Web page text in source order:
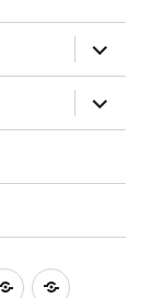
almenü
almenü
Adatkezelési
Kapcsolat